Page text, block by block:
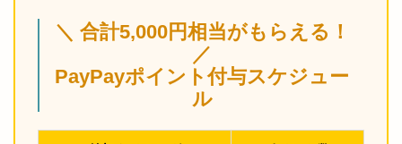
＼ 合計5,000円相当がもらえる！
／
PayPayポイント付与スケジュー
ル